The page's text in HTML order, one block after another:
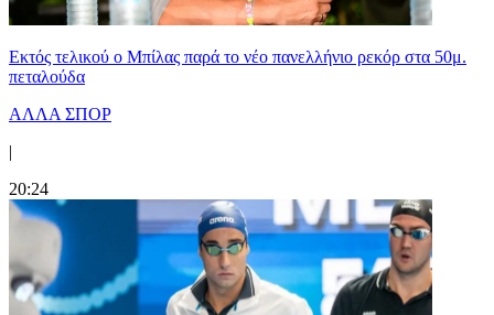
Εκτός τελικού ο Μπίλας παρά το νέο πανελλήνιο ρεκόρ στα 50μ.
πεταλούδα
ΑΛΛΑ ΣΠΟΡ
|
20:24